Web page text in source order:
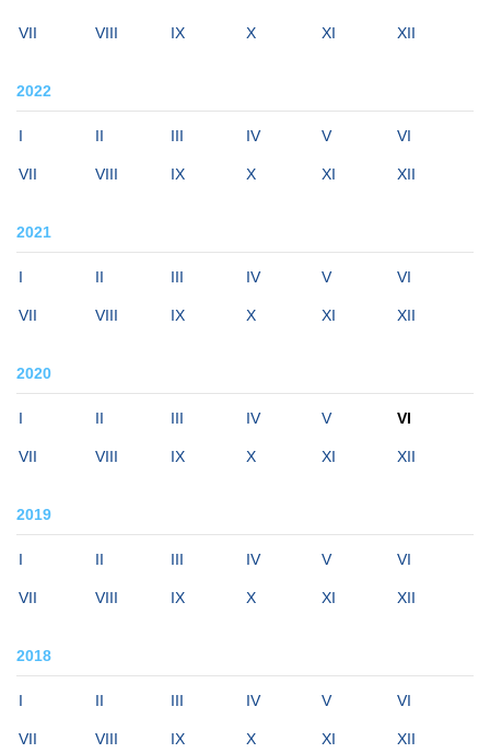
VII VIII IX X XI XII
2022
I II III IV V VI
VII VIII IX X XI XII
2021
I II III IV V VI
VII VIII IX X XI XII
2020
I II III IV V VI
VII VIII IX X XI XII
2019
I II III IV V VI
VII VIII IX X XI XII
2018
I II III IV V VI
VII VIII IX X XI XII